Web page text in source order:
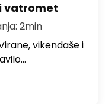
vatromet
2min
vikendaše i